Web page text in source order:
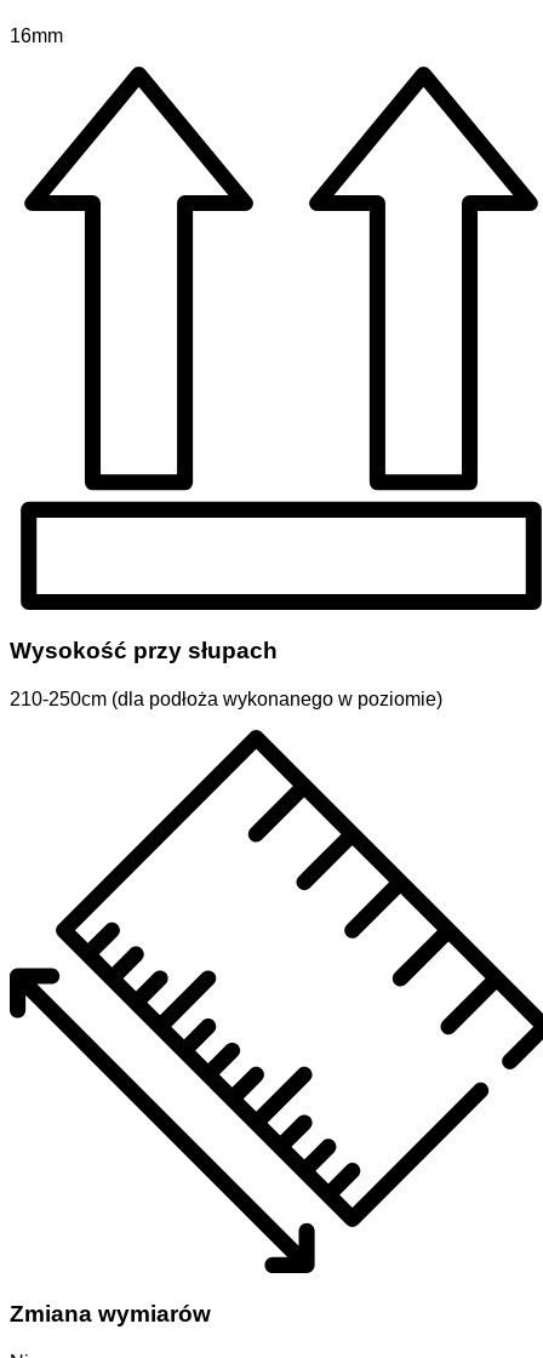
16mm
Wysokość przy słupach
210-250cm (dla podłoża wykonanego w poziomie)
Zmiana wymiarów